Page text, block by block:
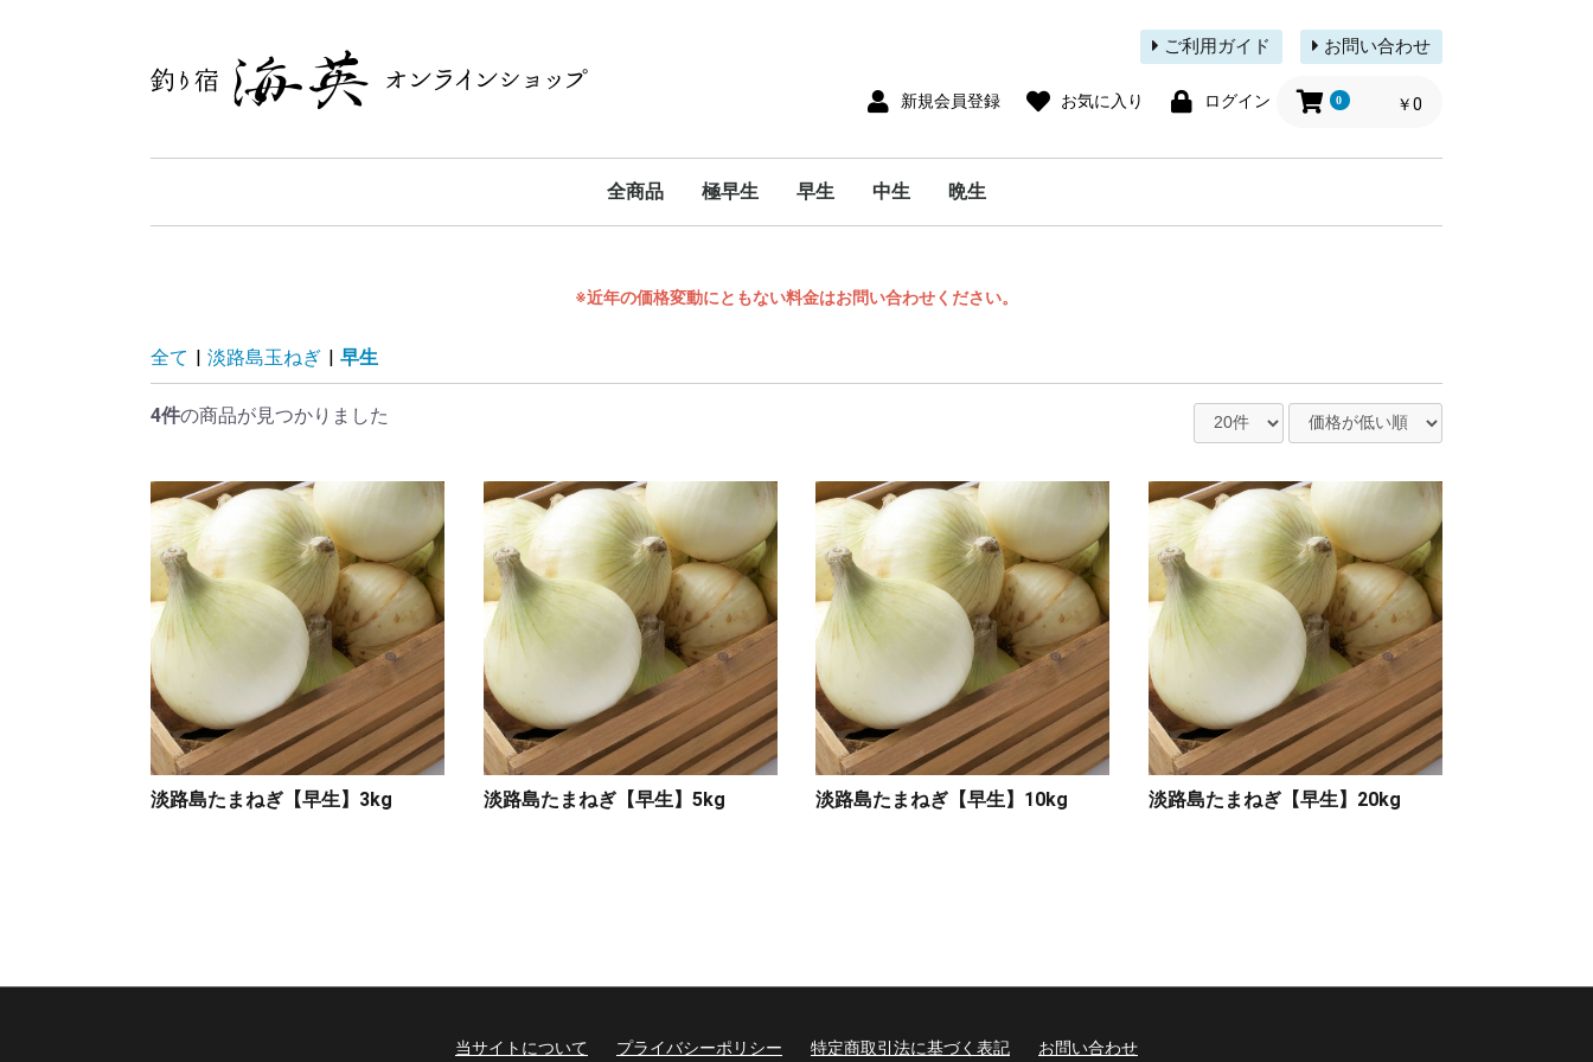
ご利用ガイド お問い合わせ
新規会員登録 お気に入り ログイン 0 ￥0
全商品 極早生 早生 中生 晩生
※近年の価格変動にともない料金はお問い合わせください。
全て 淡路島玉ねぎ 早生
4件の商品が見つかりました
淡路島たまねぎ【早生】3kg 淡路島たまねぎ【早生】5kg 淡路島たまねぎ【早生】10kg 淡路島たまねぎ【早生】20kg
当サイトについて プライバシーポリシー 特定商取引法に基づく表記 お問い合わせ